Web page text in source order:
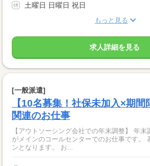
土曜日 日曜日 祝日
もっと見る
求人詳細を見る
[一般派遣]
【10名募集！社保未加入×期
関連のお仕事
【アウトソーシング会社での年末調整】 年
がメインのコールセンターでのお仕事です。 基本的には電話がメイ
ンとなります。 お...